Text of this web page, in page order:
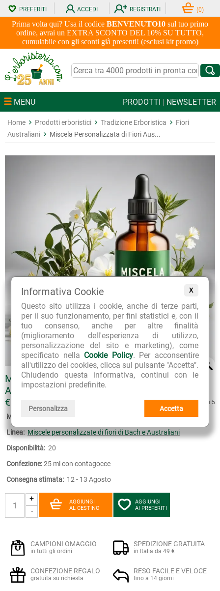
X
Informativa Cookie
Questo sito utilizza i cookie, anche di terze parti,
per il suo funzionamento, per fini statistici e, con il
tuo consenso, anche per altre finalità
(miglioramento dell'esperienza di utilizzo,
personalizzazione del sito e marketing), come
specificato nella Cookie Policy. Per acconsentire
all'utilizzo dei cookies, clicca sul pulsante "Accetta".
Chiudendo questa informativa, continui con le
impostazioni predefinite.
Personalizza Accetta
Prima volta qui? Usa il codice BENVENUTO10 sul tuo primo
ordine, avrai un EXTRA SCONTO DEL 10% SU TUTTO,
cumulabile con gli sconti già presenti! (esclusi kit promo)
PREFERITI ACCEDI REGISTRATI (0)
MENU PRODOTTI | NEWSLETTER
Home Prodotti erboristici Tradizione Erboristica
Fiori
Australiani
Miscela Personalizzata di Fiori Aus...
MISCELA PERSONALIZZATA DI FIORI
AUSTRALIANI ALCOOL FREE
€ 23.80
4.9 su 5
Marca:
Linea: Miscele personalizzate di fiori di Bach e Australiani
Disponibilità: 20
Confezione:25 ml con contagocce
Consegna stimata: 12 - 13 Agosto
+
-
AGGIUNGI
AL CESTINO
AGGIUNGI
AI PREFERITI
CAMPIONI OMAGGIO
in tutti gli ordini
SPEDIZIONE GRATUITA
in Italia da 49 €
CONFEZIONE REGALO
gratuita su richiesta
RESO FACILE E VELOCE
fino a 14 giorni